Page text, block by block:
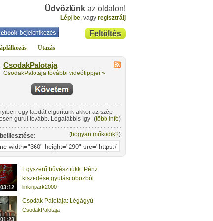
Üdvözlünk az oldalon!
Lépj be, vagy regisztrálj
Feltöltés
Utazás
CsodakPalotaja
CsodakPalotaja további videótippjei »
egy labdát elgurítunk akkor az szép
gurul tovább. Legalábbis így látszik.
ha jobban megvizsgáljuk a helyzetet
hogy ez nem egészen igaz.
(több infó)
(hogyan működik?)
03:12
Egyszerű bűvésztrükk: Pénz
kiszedése gyufásdobozból
linkinpark2000
01:23
Csodák Palotája: Légágyú
CsodakPalotaja